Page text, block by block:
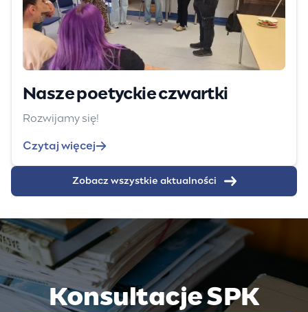
Nasze poetyckie czwartki
Rozwijamy się!
Czytaj więcej
Zobacz wszystkie aktualności
Konsultacje SPK